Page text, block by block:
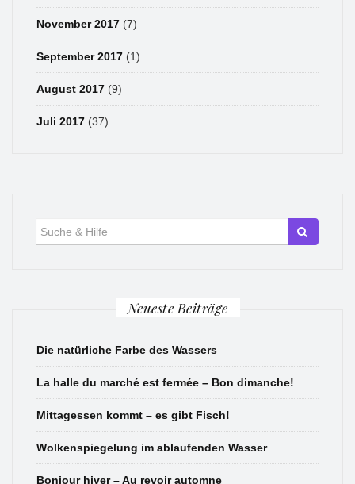
November 2017 (7)
September 2017 (1)
August 2017 (9)
Juli 2017 (37)
für:
Neueste Beiträge
Die natürliche Farbe des Wassers
La halle du marché est fermée – Bon dimanche!
Mittagessen kommt – es gibt Fisch!
Wolkenspiegelung im ablaufenden Wasser
Bonjour hiver – Au revoir automne